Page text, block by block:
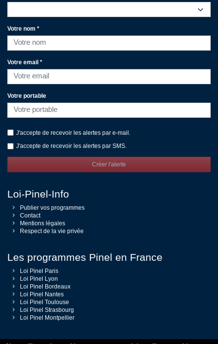
Votre nom *
Votre email *
Votre portable
J'accepte de recevoir les alertes par e-mail.
J'accepte de recevoir les alertes par SMS.
Créer l'alerte
Loi-Pinel-Info
Publier vos programmes
Contact
Mentions légales
Respect de la vie privée
Les programmes Pinel en France
Loi Pinel Paris
Loi Pinel Lyon
Loi Pinel Bordeaux
Loi Pinel Nantes
Loi Pinel Toulouse
Loi Pinel Strasbourg
Loi Pinel Montpellier